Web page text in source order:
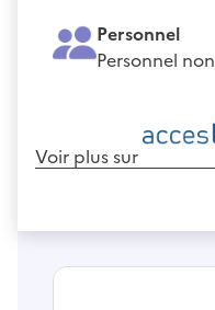
Personnel
Personnel
Voir plus sur